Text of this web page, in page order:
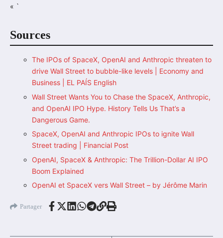
« `
Sources
The IPOs of SpaceX, OpenAI and Anthropic threaten to
drive Wall Street to bubble-like levels | Economy and
Business | EL PAÍS English
Wall Street Wants You to Chase the SpaceX, Anthropic,
and OpenAI IPO Hype. History Tells Us That’s a
Dangerous Game.
SpaceX, OpenAI and Anthropic IPOs to ignite Wall
Street trading | Financial Post
OpenAI, SpaceX & Anthropic: The Trillion-Dollar AI IPO
Boom Explained
OpenAI et SpaceX vers Wall Street – by Jérôme Marin
Partager